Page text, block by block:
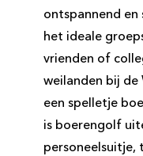
ontspannend
het ideale
vrienden of
weilanden bij de
een spelletje
is boerengolf
personeelsuitje,